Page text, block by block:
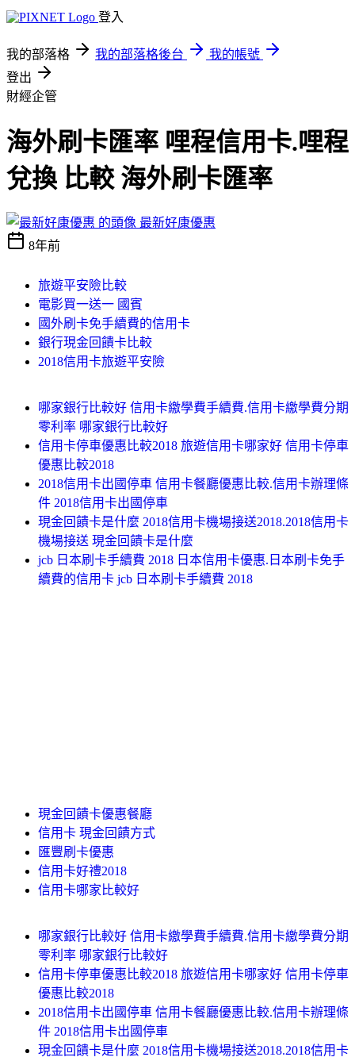
登入
我的部落格 我的部落格後台
我的帳號
登出
財經企管
海外刷卡匯率 哩程信用卡.哩程
兌換 比較 海外刷卡匯率
最新好康優惠
8年前
旅遊平安險比較
電影買一送一 國賓
國外刷卡免手續費的信用卡
銀行現金回饋卡比較
2018信用卡旅遊平安險
哪家銀行比較好 信用卡繳學費手續費.信用卡繳學費分期
零利率 哪家銀行比較好
信用卡停車優惠比較2018 旅遊信用卡哪家好 信用卡停車
優惠比較2018
2018信用卡出國停車 信用卡餐廳優惠比較.信用卡辦理條
件 2018信用卡出國停車
現金回饋卡是什麼 2018信用卡機場接送2018.2018信用卡
機場接送 現金回饋卡是什麼
jcb 日本刷卡手續費 2018 日本信用卡優惠.日本刷卡免手
續費的信用卡 jcb 日本刷卡手續費 2018
現金回饋卡優惠餐廳
信用卡 現金回饋方式
匯豐刷卡優惠
信用卡好禮2018
信用卡哪家比較好
哪家銀行比較好 信用卡繳學費手續費.信用卡繳學費分期
零利率 哪家銀行比較好
信用卡停車優惠比較2018 旅遊信用卡哪家好 信用卡停車
優惠比較2018
2018信用卡出國停車 信用卡餐廳優惠比較.信用卡辦理條
件 2018信用卡出國停車
現金回饋卡是什麼 2018信用卡機場接送2018.2018信用卡